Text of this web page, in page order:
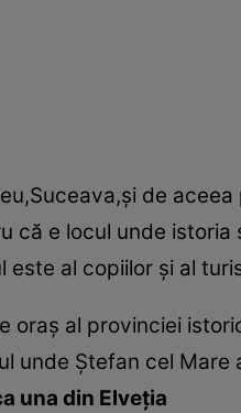
de
că e locul unde
este al copiilor şi al
oraş al provinciei
unde Ştefan cel
una din Elveţia